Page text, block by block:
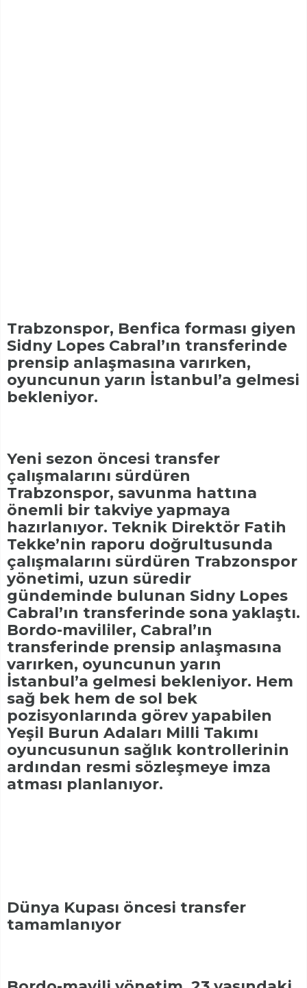
Trabzonspor, Benfica forması giyen
Sidny Lopes Cabral’ın transferinde
prensip anlaşmasına varırken,
oyuncunun yarın İstanbul’a gelmesi
bekleniyor.
Yeni sezon öncesi transfer
çalışmalarını sürdüren
Trabzonspor, savunma hattına
önemli bir takviye yapmaya
hazırlanıyor. Teknik Direktör Fatih
Tekke’nin raporu doğrultusunda
çalışmalarını sürdüren Trabzonspor
yönetimi, uzun süredir
gündeminde bulunan Sidny Lopes
Cabral’ın transferinde sona yaklaştı.
Bordo-mavililer, Cabral’ın
transferinde prensip anlaşmasına
varırken, oyuncunun yarın
İstanbul’a gelmesi bekleniyor. Hem
sağ bek hem de sol bek
pozisyonlarında görev yapabilen
Yeşil Burun Adaları Milli Takımı
oyuncusunun sağlık kontrollerinin
ardından resmi sözleşmeye imza
atması planlanıyor.
Dünya Kupası öncesi transfer
tamamlanıyor